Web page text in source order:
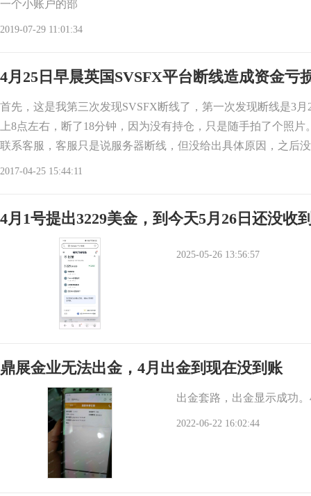
一个小账户的部
2019-07-29 11:01:34
4月25日早晨英国SVSFX平台断线造成资金亏
首先，这是我第三次发现SVSFX断线了，第一次发现断线是3
上8点左右，断了18分钟，因为没有持仓，只是随手拍了个照
联系客服，客服只是说服务器断线，但没给出具体原因，之后
上持仓，4月
2017-04-25 15:44:11
4月1号提出3229美金，到今天5月26日还没收
2025-05-26 13:56:57
鼎展金业无法出金，4月出金到现在没到账
出金套路，出金显示成功
2022-06-22 16:02:44